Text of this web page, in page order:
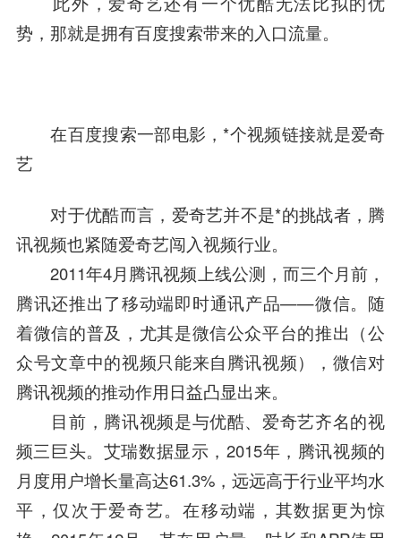
势，那就是拥有百度搜索带来的入口流量。
在百度搜索一部电影，*个视频链接就是爱奇
艺
对于优酷而言，爱奇艺并不是*的挑战者， 腾
讯视频也紧随爱奇艺闯入视频行业。
2011年4月腾讯视频上线公测，而三个月前，
腾讯还推出了移动端即时通讯产品——微信。随
着微信的普及，尤其是微信公众平台的推出（公
众号文章中的视频只能来自腾讯视频），微信对
腾讯视频的推动作用日益凸显出来。
目前，腾讯视频是与优酷、爱奇艺齐名的视
频三巨头。艾瑞数据显示，2015年，腾讯视频的
月度用户增长量高达61.3%，远远高于行业平均水
平，仅次于爱奇艺。在移动端，其数据更为惊